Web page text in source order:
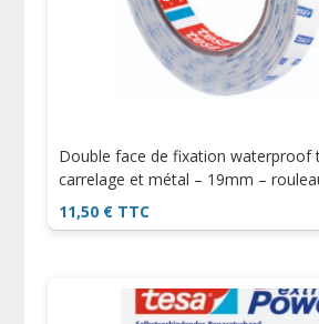
Double face de fixation waterproof
carrelage et métal – 19mm –
11,50 € TTC